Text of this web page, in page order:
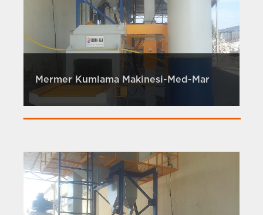
Mermer Kumlama Makinesi-Med-Mar